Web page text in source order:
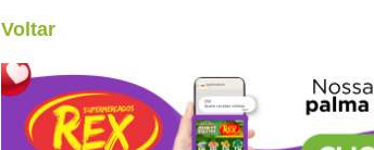
Voltar